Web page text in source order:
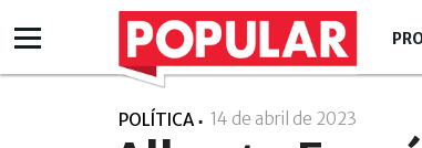
POLÍTICA 14 de abril de 2023